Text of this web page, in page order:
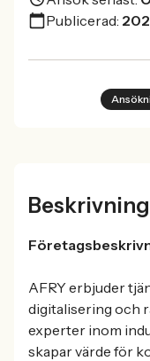
Publicerad:
Beskrivning
AFRY erbjuder
digitalisering och
experter inom
skapar värde för